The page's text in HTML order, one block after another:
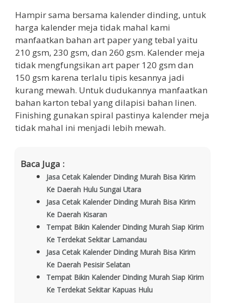
Hampir sama bersama kalender dinding, untuk
harga kalender meja tidak mahal kami
manfaatkan bahan art paper yang tebal yaitu
210 gsm, 230 gsm, dan 260 gsm. Kalender meja
tidak mengfungsikan art paper 120 gsm dan
150 gsm karena terlalu tipis kesannya jadi
kurang mewah. Untuk dudukannya manfaatkan
bahan karton tebal yang dilapisi bahan linen.
Finishing gunakan spiral pastinya kalender meja
tidak mahal ini menjadi lebih mewah.
Baca Juga :
Jasa Cetak Kalender Dinding Murah Bisa Kirim
Ke Daerah Hulu Sungai Utara
Jasa Cetak Kalender Dinding Murah Bisa Kirim
Ke Daerah Kisaran
Tempat Bikin Kalender Dinding Murah Siap Kirim
Ke Terdekat Sekitar Lamandau
Jasa Cetak Kalender Dinding Murah Bisa Kirim
Ke Daerah Pesisir Selatan
Tempat Bikin Kalender Dinding Murah Siap Kirim
Ke Terdekat Sekitar Kapuas Hulu